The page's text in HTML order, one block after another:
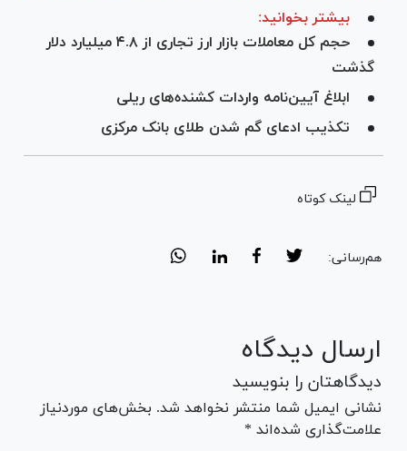
بیشتر بخوانید:
حجم کل معاملات بازار ارز تجاری از ۴.۸ میلیارد دلار
گذشت
ابلاغ آیین‌نامه واردات کشنده‌های ریلی
تکذیب ادعای گم شدن طلای بانک مرکزی
لینک کوتاه
هم‌رسانی:
ارسال دیدگاه
دیدگاهتان را بنویسید
نشانی ایمیل شما منتشر نخواهد شد. بخش‌های موردنیاز
علامت‌گذاری شده‌اند *